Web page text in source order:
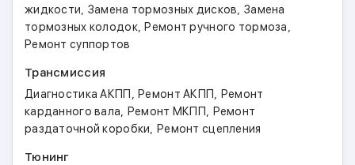
жидкости, Замена тормозных дисков, Замена
тормозных колодок,Ремонт ручного тормоза,
Ремонт суппортов
Трансмиссия
Диагностика АКПП ,Ремонт АКПП, Ремонт
карданного вала, Ремонт МКПП, Ремонт
раздаточной коробки, Ремонт сцепления
Тюнинг